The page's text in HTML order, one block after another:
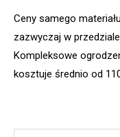
Ceny samego
zazwyczaj w
Kompleksowe
kosztuje średnio od